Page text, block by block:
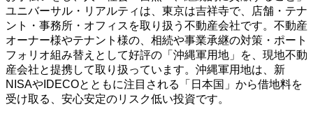
ユニバーサル・リアルティは、東京は吉祥寺で、店舗・テナ
ント・事務所・オフィスを取り扱う不動産会社です。不動産
オーナー様やテナント様の、相続や事業承継の対策・ポート
フォリオ組み替えとして好評の「沖縄軍用地」を、現地不動
産会社と提携して取り扱っています。沖縄軍用地は、新
NISAやIDECOとともに注目される「日本国」から借地料を
受け取る、安心安定のリスク低い投資です。